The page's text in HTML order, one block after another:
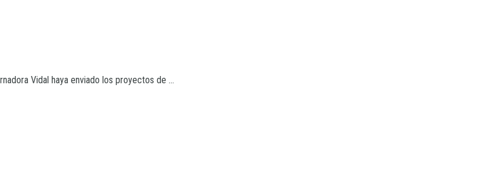
Vidal haya enviado los proyectos de ...